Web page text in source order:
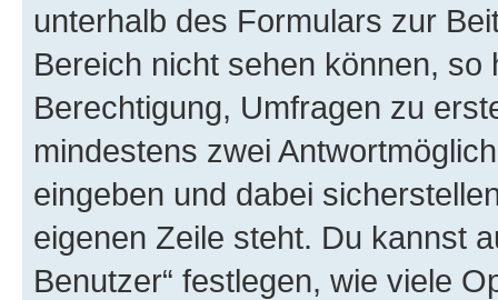
unterhalb des Formulars zur
Bereich nicht sehen können,
Berechtigung, Umfragen zu
mindestens zwei
eingeben und dabei
eigenen Zeile steht. Du kannst
Benutzer“ festlegen, wie viele